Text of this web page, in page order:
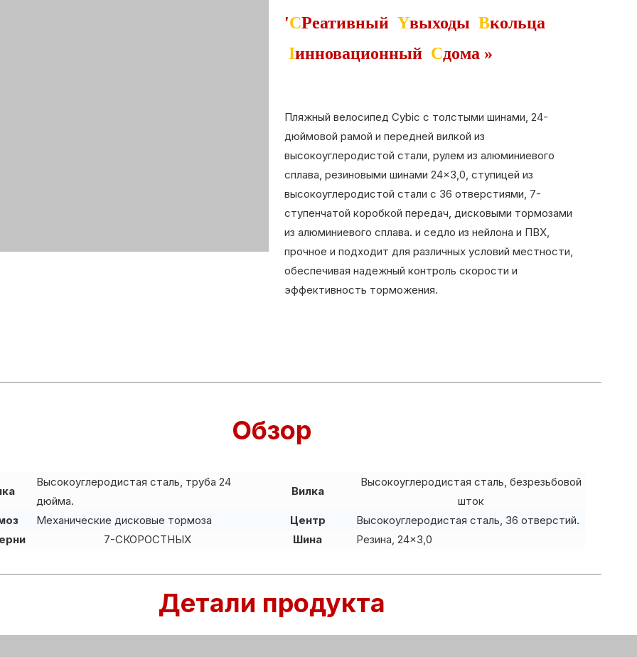
'CРеативный Yвыходы Bкольца
Iинновационный Cдома »
Пляжный велосипед Cybic с толстыми шинами, 24-
дюймовой рамой и передней вилкой из
высокоуглеродистой стали, рулем из алюминиевого
сплава, резиновыми шинами 24×3,0, ступицей из
высокоуглеродистой стали с 36 отверстиями, 7-
ступенчатой ​​коробкой передач, дисковыми тормозами
из алюминиевого сплава. и седло из нейлона и ПВХ,
прочное и подходит для различных условий местности,
обеспечивая надежный контроль скорости и
эффективность торможения.
Обзор
Высокоуглеродистая сталь, труба 24
дюйма.
Вилка
Высокоуглеродистая сталь, безрезьбовой
шток
Механические дисковые тормоза Центр
Высокоуглеродистая сталь, 36 отверстий.
7-СКОРОСТНЫХ Шина Резина, 24×3,0
Детали продукта